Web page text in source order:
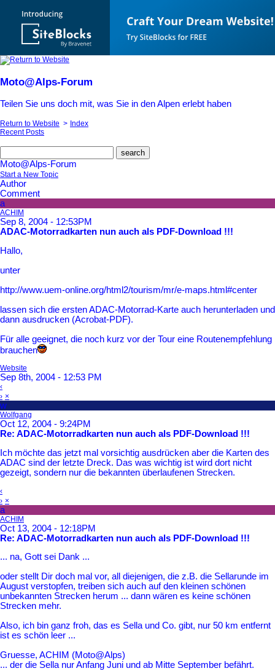
Moto@Alps-Forum
Teilen Sie uns doch mit, was Sie in den Alpen erlebt haben
Return to Website > Index
Recent Posts
search
Moto@Alps-Forum
Start a New Topic
Author
Comment
a
ACHIM
Sep 8, 2004 - 12:53PM
ADAC-Motorradkarten nun auch als PDF-Download !!!
Hallo,
unter
http://www.uem-online.org/html2/tourism/mr/e-maps.html#center
lassen sich die ersten ADAC-Motorrad-Karte auch herunterladen und
dann ausdrucken (Acrobat-PDF).
Für alle geeignet, die noch kurz vor der Tour eine Routenempfehlung
brauchen
Website
Sep 8th, 2004 - 12:53 PM
‹
› ×
w
Wolfgang
Oct 12, 2004 - 9:24PM
Re: ADAC-Motorradkarten nun auch als PDF-Download !!!
Ich möchte das jetzt mal vorsichtig ausdrücken aber die Karten des
ADAC sind der letzte Dreck. Das was wichtig ist wird dort nicht
gezeigt, sondern nur die bekannten überlaufenen Strecken.
‹
› ×
a
ACHIM
Oct 13, 2004 - 12:18PM
Re: ADAC-Motorradkarten nun auch als PDF-Download !!!
... na, Gott sei Dank ...
oder stellt Dir doch mal vor, all diejenigen, die z.B. die Sellarunde im
August verstopfen, treiben sich auch auf den kleinen schönen
unbekannten Strecken herum ... dann wären es keine schönen
Strecken mehr.
Also, ich bin ganz froh, das es Sella und Co. gibt, nur 50 km entfernt
ist es schön leer ...
Gruesse, ACHIM (Moto@Alps)
... der die Sella nur Anfang Juni und ab Mitte September befährt.